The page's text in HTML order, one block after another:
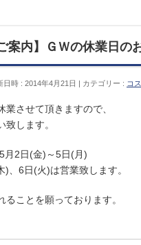
案内】ＧＷの休業日の
日時 : 2014年4月21日 カテゴリー : コ
させて頂きますので、
致します。
月2日(金)～5日(月)
6日(火)は営業致します。
ことを願っております。